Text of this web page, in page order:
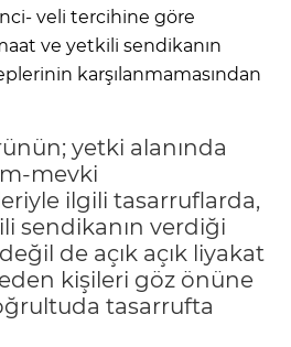
veli tercihine göre
ve yetkili sendikanın
karşılanmamasından
yetki alanında
mevki
ilgili tasarruflarda,
sendikanın verdiği
de açık açık liyakat
kişileri göz önüne
tasarrufta